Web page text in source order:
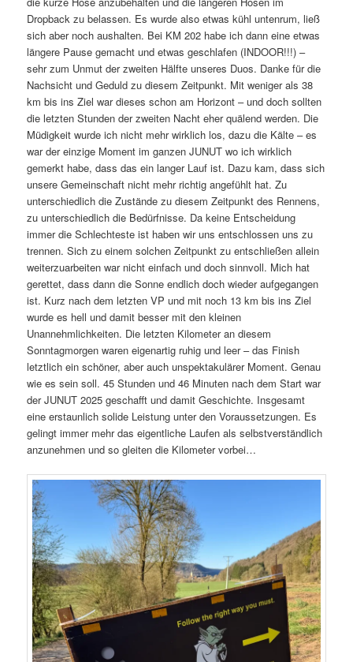
Dropback zu belassen. Es wurde also etwas kühl untenrum, ließ
sich aber noch aushalten. Bei KM 202 habe ich dann eine etwas
längere Pause gemacht und etwas geschlafen (INDOOR!!!) –
sehr zum Unmut der zweiten Hälfte unseres Duos. Danke für die
Nachsicht und Geduld zu diesem Zeitpunkt. Mit weniger als 38
km bis ins Ziel war dieses schon am Horizont – und doch sollten
die letzten Stunden der zweiten Nacht eher quälend werden. Die
Müdigkeit wurde ich nicht mehr wirklich los, dazu die Kälte – es
war der einzige Moment im ganzen JUNUT wo ich wirklich
gemerkt habe, dass das ein langer Lauf ist. Dazu kam, dass sich
unsere Gemeinschaft nicht mehr richtig angefühlt hat. Zu
unterschiedlich die Zustände zu diesem Zeitpunkt des Rennens,
zu unterschiedlich die Bedürfnisse. Da keine Entscheidung
immer die Schlechteste ist haben wir uns entschlossen uns zu
trennen. Sich zu einem solchen Zeitpunkt zu entschließen allein
weiterzuarbeiten war nicht einfach und doch sinnvoll. Mich hat
gerettet, dass dann die Sonne endlich doch wieder aufgegangen
ist. Kurz nach dem letzten VP und mit noch 13 km bis ins Ziel
wurde es hell und damit besser mit den kleinen
Unannehmlichkeiten. Die letzten Kilometer an diesem
Sonntagmorgen waren eigenartig ruhig und leer – das Finish
letztlich ein schöner, aber auch unspektakulärer Moment. Genau
wie es sein soll. 45 Stunden und 46 Minuten nach dem Start war
der JUNUT 2025 geschafft und damit Geschichte. Insgesamt
eine erstaunlich solide Leistung unter den Voraussetzungen. Es
gelingt immer mehr das eigentliche Laufen als selbstverständlich
anzunehmen und so gleiten die Kilometer vorbei…